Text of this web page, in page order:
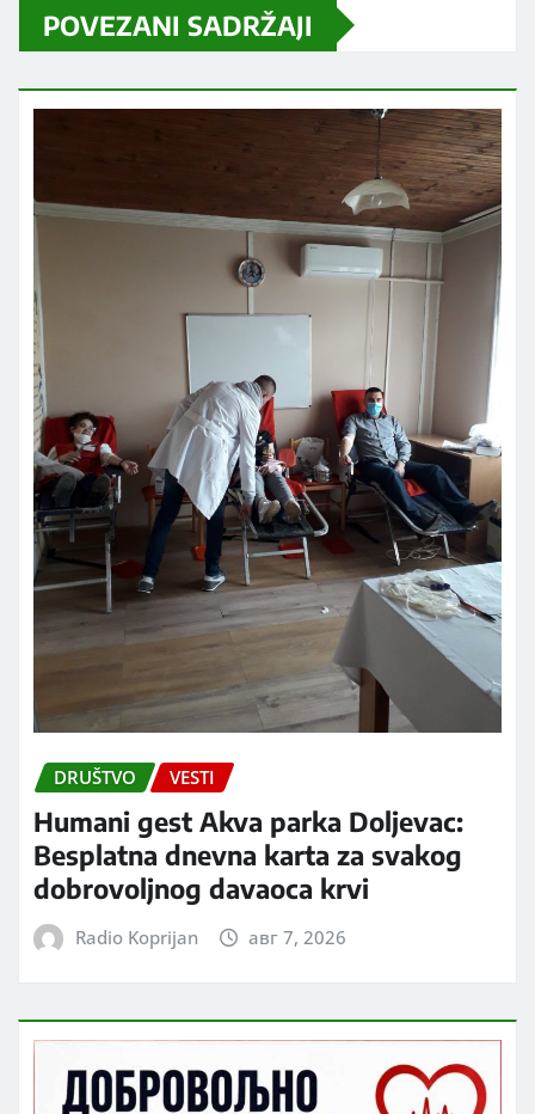
POVEZANI SADRŽAJI
DRUŠTVO VESTI
Humani gest Akva parka Doljevac:
Besplatna dnevna karta za svakog
dobrovoljnog davaoca krvi
Radio Koprijan авг 7, 2026